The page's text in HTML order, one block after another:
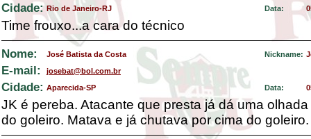
Cidade: Rio de Janeiro-RJ Data:
Time frouxo...a cara do técnico
Nome: José Batista da Costa Nickname:
E-mail: josebat@bol.com.br
Cidade: Aparecida-SP Data:
JK é pereba. Atacante que presta já dá uma
do goleiro. Matava e já chutava por cima do goleiro.